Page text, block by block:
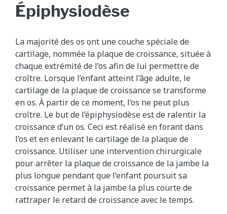
Épiphysiodèse
La majorité des os ont une couche spéciale de
cartilage, nommée la plaque de croissance, située à
chaque extrémité de l’os afin de lui permettre de
croître. Lorsque l’enfant atteint l’âge adulte, le
cartilage de la plaque de croissance se transforme
en os. À partir de ce moment, l’os ne peut plus
croître. Le but de l’épiphysiodèse est de ralentir la
croissance d’un os. Ceci est réalisé en forant dans
l’os et en enlevant le cartilage de la plaque de
croissance. Utiliser une intervention chirurgicale
pour arrêter la plaque de croissance de la jambe la
plus longue pendant que l’enfant poursuit sa
croissance permet à la jambe la plus courte de
rattraper le retard de croissance avec le temps.